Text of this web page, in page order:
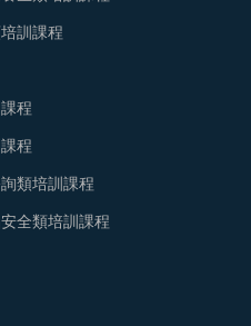
訓課程
程
程
類培訓課程
全類培訓課程